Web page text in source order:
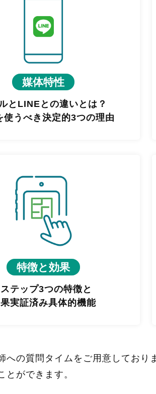
媒体特性
とLINEとの違いとは？
使うべき決定的3つの理由
特徴と効果
テップ3つの特徴と
実証済み具体的機能
への質問タイムをご用意しており
とができます。